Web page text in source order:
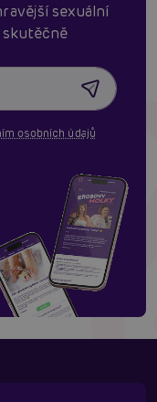
sexuální
skutěčně
osobních údajů